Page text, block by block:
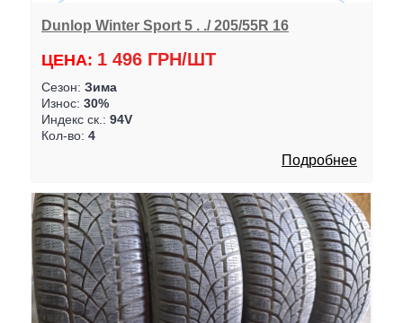
Dunlop Winter Sport 5 . ./ 205/55R 16
ЦЕНА: 1 496 ГРН/ШТ
Сезон: Зима
Износ: 30%
Индекс ск.: 94V
Кол-во: 4
Подробнее